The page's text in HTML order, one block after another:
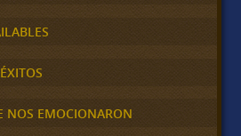
NOS EMOCIONARON